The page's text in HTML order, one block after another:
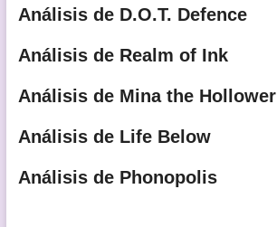
Análisis de D.O.T. Defence
Análisis de Realm of Ink
Análisis de Mina the Hollower
Análisis de Life Below
Análisis de Phonopolis